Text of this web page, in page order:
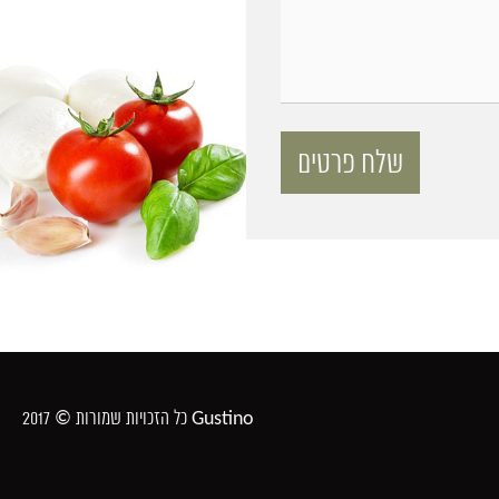
כל הזכויות שמורות © 2017 Gustino